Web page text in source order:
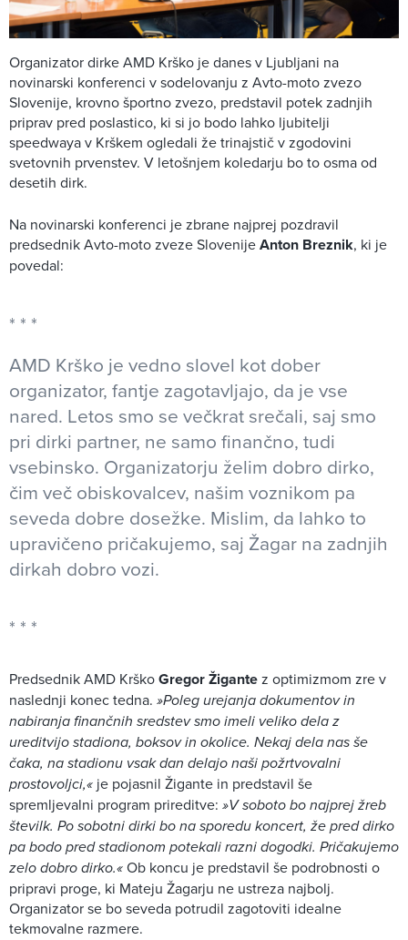
Organizator dirke AMD Krško je danes v Ljubljani na
novinarski konferenci v sodelovanju z Avto-moto zvezo
Slovenije, krovno športno zvezo, predstavil potek zadnjih
priprav pred poslastico, ki si jo bodo lahko ljubitelji
speedwaya v Krškem ogledali že trinajstič v zgodovini
svetovnih prvenstev. V letošnjem koledarju bo to osma od
desetih dirk.
Na novinarski konferenci je zbrane najprej pozdravil
predsednik Avto-moto zveze SlovenijeAnton Breznik, ki je
povedal:
AMD Krško je vedno slovel kot dober
organizator, fantje zagotavljajo, da je vse
nared. Letos smo se večkrat srečali, saj smo
pri dirki partner, ne samo finančno, tudi
vsebinsko. Organizatorju želim dobro dirko,
čim več obiskovalcev, našim voznikom pa
seveda dobre dosežke. Mislim, da lahko to
upravičeno pričakujemo, saj Žagar na zadnjih
dirkah dobro vozi.
Predsednik AMD KrškoGregor Žigantez optimizmom zre v
naslednji konec tedna. »Poleg urejanja dokumentov in
nabiranja finančnih sredstev smo imeli veliko dela z
ureditvijo stadiona, boksov in okolice. Nekaj dela nas še
čaka, na stadionu vsak dan delajo naši požrtvovalni
prostovoljci,« je pojasnil Žigante in predstavil še
spremljevalni program prireditve: »V soboto bo najprej žreb
številk. Po sobotni dirki bo na sporedu koncert, že pred dirko
pa bodo pred stadionom potekali razni dogodki. Pričakujemo
zelo dobro dirko.«Ob koncu je predstavil še podrobnosti o
pripravi proge, ki Mateju Žagarju ne ustreza najbolj.
Organizator se bo seveda potrudil zagotoviti idealne
tekmovalne razmere.